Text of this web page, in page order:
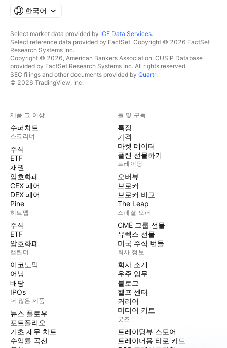
한국어
Select market data provided by ICE Data Services.
Select reference data provided by FactSet. Copyright © 2026 FactSet
Research Systems Inc.
Copyright © 2026, American Bankers Association. CUSIP Database
provided by FactSet Research Systems Inc. All rights reserved.
SEC filings and other documents provided by Quartr.
© 2026 TradingView, Inc.
제품 그 이상
수퍼차트
스크리너
주식
ETF
채권
암호화폐
CEX 페어
DEX 페어
Pine
히트맵
주식
ETF
암호화폐
캘린더
이코노믹
어닝
배당
IPOs
더 많은 제품
뉴스 플로우
포트폴리오
기초 재무 차트
수익률 곡선
툴 및 구독
특징
가격
마켓 데이터
플랜 선물하기
트레이딩
오버뷰
브로커
브로커 비교
The Leap
스페셜 오퍼
CME 그룹 선물
유렉스 선물
미국 주식 번들
회사 정보
회사 소개
우주 임무
블로그
헬프 센터
커리어
미디어 키트
굿즈
트레이딩뷰 스토어
트레이더용 타로 카드